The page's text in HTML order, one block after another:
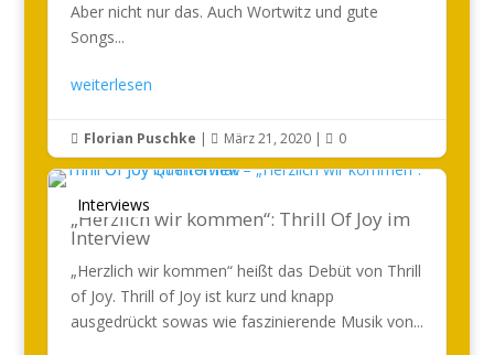
Aber nicht nur das. Auch Wortwitz und gute
Songs...
weiterlesen
 Florian Puschke |  März 21, 2020|  0
Interviews
„Herzlich wir kommen“: Thrill Of Joy im
Interview
„Herzlich wir kommen“ heißt das Debüt von Thrill
of Joy. Thrill of Joy ist kurz und knapp
ausgedrückt sowas wie faszinierende Musik von...